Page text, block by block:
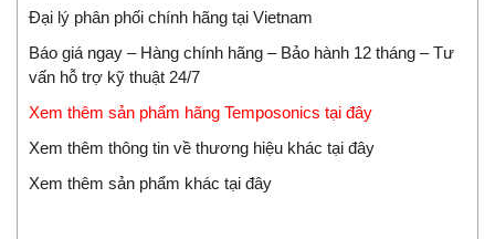
Đại lý phân phối chính hãng tại Vietnam
Báo giá ngay – Hàng chính hãng – Bảo hành 12 tháng – Tư
vấn hỗ trợ kỹ thuật 24/7
Xem thêm sản phẩm hãng Temposonics tại đây
Xem thêm thông tin về thương hiệu khác tại đây
Xem thêm sản phẩm khác tại đây